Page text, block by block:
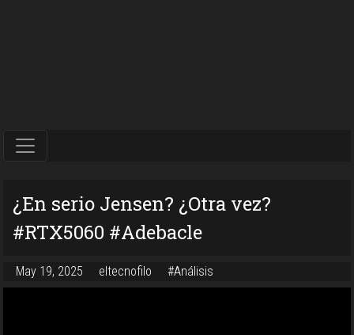
¿En serio Jensen? ¿Otra vez?
#RTX5060 #Adebacle
May 19, 2025 eltecnofilo #Análisis